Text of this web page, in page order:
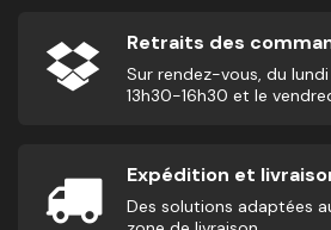
Retraits des
Sur rendez-vous, du
13h30-16h30 et le
Expédition et
Des solutions adaptées